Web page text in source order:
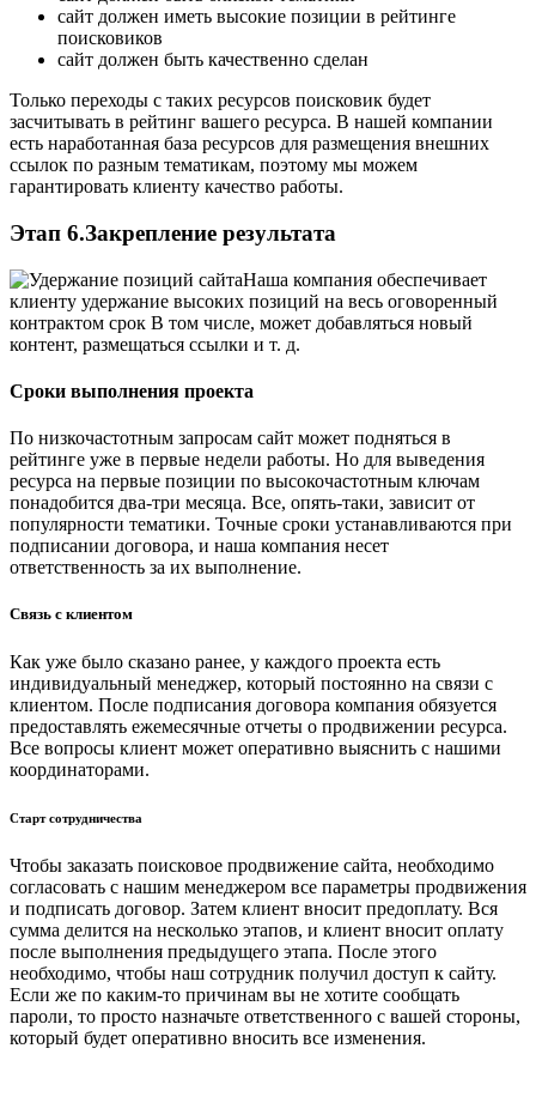
сайт должен иметь высокие позиции в рейтинге
поисковиков
сайт должен быть качественно сделан
Только переходы с таких ресурсов поисковик будет
засчитывать в рейтинг вашего ресурса. В нашей компании
есть наработанная база ресурсов для размещения внешних
ссылок по разным тематикам, поэтому мы можем
гарантировать клиенту качество работы.
Этап 6.Закрепление результата
Наша компания обеспечивает
клиенту удержание высоких позиций на весь оговоренный
контрактом срок В том числе, может добавляться новый
контент, размещаться ссылки и т. д.
Сроки выполнения проекта
По низкочастотным запросам сайт может подняться в
рейтинге уже в первые недели работы. Но для выведения
ресурса на первые позиции по высокочастотным ключам
понадобится два-три месяца. Все, опять-таки, зависит от
популярности тематики. Точные сроки устанавливаются при
подписании договора, и наша компания несет
ответственность за их выполнение.
Связь с клиентом
Как уже было сказано ранее, у каждого проекта есть
индивидуальный менеджер, который постоянно на связи с
клиентом. После подписания договора компания обязуется
предоставлять ежемесячные отчеты о продвижении ресурса.
Все вопросы клиент может оперативно выяснить с нашими
координаторами.
Старт сотрудничества
Чтобы заказать поисковое продвижение сайта, необходимо
согласовать с нашим менеджером все параметры продвижения
и подписать договор. Затем клиент вносит предоплату. Вся
сумма делится на несколько этапов, и клиент вносит оплату
после выполнения предыдущего этапа. После этого
необходимо, чтобы наш сотрудник получил доступ к сайту.
Если же по каким-то причинам вы не хотите сообщать
пароли, то просто назначьте ответственного с вашей стороны,
который будет оперативно вносить все изменения.